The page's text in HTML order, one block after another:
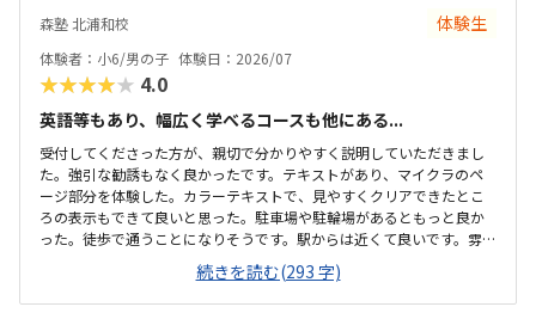
ているわけではありませんが、壁などで視線が分散しにくい工夫がさ
れており、集中しやすい雰囲気だと感じました。月4回（1回50分）で
約12,000円という料金は、我が家にとってはや...
森塾 北浦和校 体験生
体験者：小6/男の子 体験日：2026/07
★★★★★ 4.0
英語等もあり、幅広く学べるコースも他にある...
受付してくださった方が、親切で分かりやすく説明していただきまし
た。強引な勧誘もなく良かったです。テキストがあり、マイクラのペ
ージ部分を体験した。カラーテキストで、見やすくクリアできたとこ
ろの表示もできて良いと思った。駐車場や駐輪場があるともっと良か
った。徒歩で通うことになりそうです。駅からは近くて良いです。雰囲
気も良く、清潔感もあった。部屋が区切られていて、個人スペースも
確保されていて良かった。基本料金以外に、追加料金があまり無さそ
うで良かった。できれば、毎月1万以内で通いたいです。子供に熱心に
続きを読む(293 字)